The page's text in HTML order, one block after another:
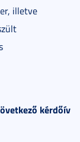
illetve
kérdőív